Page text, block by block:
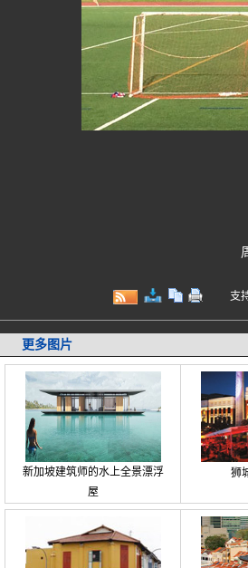
支持
更多图片
新加坡建筑师的水上全景漂浮
屋
狮